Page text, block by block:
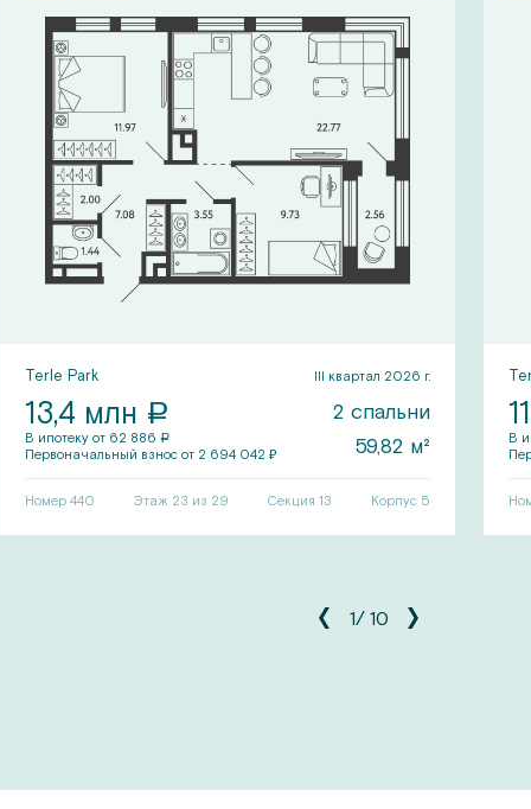
Terle Park III квартал 2026 г.
13,4 млн a 2 спальни
В ипотеку от 62 886 a
Первоначальный взнос от 2 694 042 ₽ 59,82 м²
Номер 440 Этаж 23 из 29 Секция13 Корпус 5
В
1/ 10